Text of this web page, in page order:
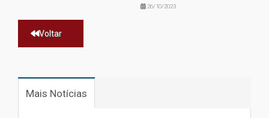
26/10/2023
Voltar
Mais Notícias